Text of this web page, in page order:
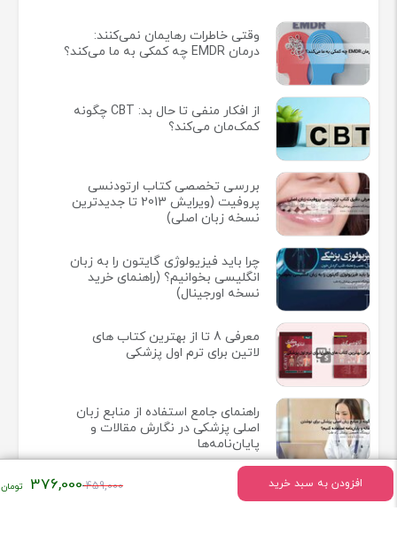
افزودن به سبد خرید 459,000قیمت
376,000
وقتی خاطرات رهایمان نمی‌کنند:
درمان EMDR چه کمکی به ما می‌کند؟
از افکار منفی تا حال بد: CBT چگونه
کمک‌مان می‌کند؟
بررسی تخصصی کتاب ارتودنسی
پروفیت (ویرایش 2013 تا جدیدترین
نسخه زبان اصلی)
چرا باید فیزیولوژی گایتون را به زبان
انگلیسی بخوانیم؟ (راهنمای خرید
نسخه اورجینال)
معرفی 8 تا از بهترین کتاب های
لاتین برای ترم اول پزشکی
راهنمای جامع استفاده از منابع زبان
اصلی پزشکی در نگارش مقالات و
پایان‌نامه‌ها